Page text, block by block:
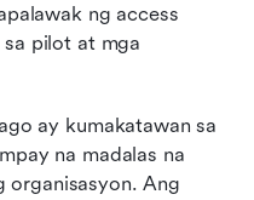
ng access
pilot at mga
ay kumakatawan sa
na madalas na
organisasyon. Ang